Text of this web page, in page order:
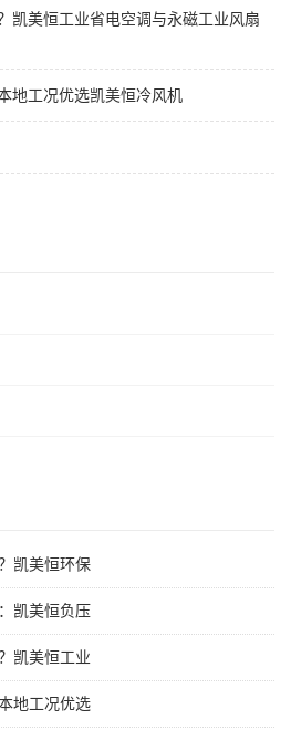
凯美恒工业省电空调与永磁工业风扇
地工况优选凯美恒冷风机
凯美恒环保
凯美恒负压
凯美恒工业
地工况优选